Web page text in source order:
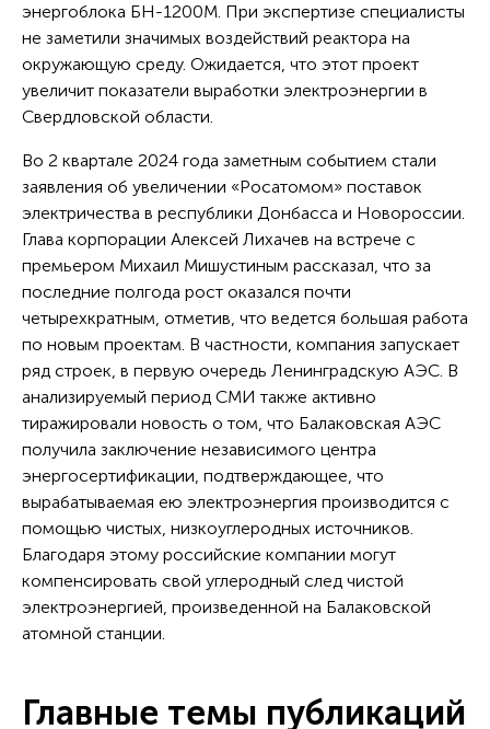
энергоблока БН-1200М. При экспертизе специалисты
не заметили значимых воздействий реактора на
окружающую среду. Ожидается, что этот проект
увеличит показатели выработки электроэнергии в
Свердловской области.
Во 2 квартале 2024 года заметным событием стали
заявления об увеличении «Росатомом» поставок
электричества в республики Донбасса и Новороссии.
Глава корпорации Алексей Лихачев на встрече с
премьером Михаил Мишустиным рассказал, что за
последние полгода рост оказался почти
четырехкратным, отметив, что ведется большая работа
по новым проектам. В частности, компания запускает
ряд строек, в первую очередь Ленинградскую АЭС. В
анализируемый период СМИ также активно
тиражировали новость о том, что Балаковская АЭС
получила заключение независимого центра
энергосертификации, подтверждающее, что
вырабатываемая ею электроэнергия производится с
помощью чистых, низкоуглеродных источников.
Благодаря этому российские компании могут
компенсировать свой углеродный след чистой
электроэнергией, произведенной на Балаковской
атомной станции.
Главные темы публикаций